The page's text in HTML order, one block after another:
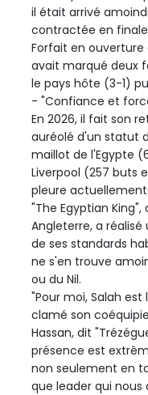
il était arrivé
contractée en
Forfait en
avait marqué deux
le pays hôte (3-1)
- "Confiance et
En 2026, il fait son
auréolé d'un statut
maillot de l'Egypte
Liverpool (257 buts
pleure
"The Egyptian
Angleterre, a
de ses standards
ne s'en trouve
ou du Nil.
"Pour moi, Salah
clamé son
Hassan, dit
présence est
non seulement en
que leader qui